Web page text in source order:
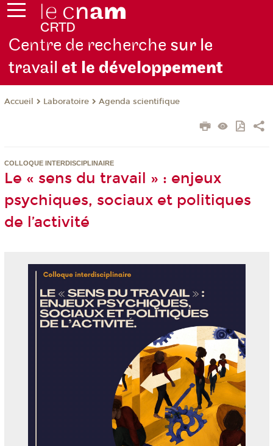
Centre de recherche sur le
travailet le développement
Accueil Laboratoire Agenda scientifique
COLLOQUE INTERDISCIPLINAIRE
Le « sens du travail » : enjeux
psychiques, sociaux et politiques
de l’activité